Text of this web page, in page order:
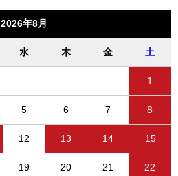
2026年8月
水 木 金 土
1
5 6 7 8
12 13 14 15
19 20 21 22